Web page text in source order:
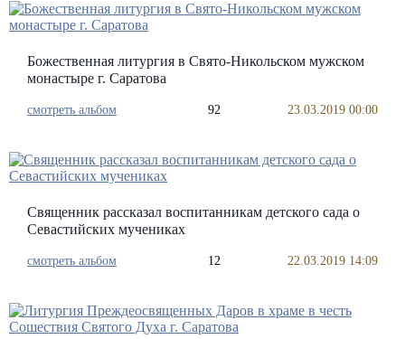
Божественная литургия в Свято-Никольском мужском
монастыре г. Саратова
смотреть альбом 92 23.03.2019 00:00
Священник рассказал воспитанникам детского сада о
Севастийских мучениках
смотреть альбом 12 22.03.2019 14:09